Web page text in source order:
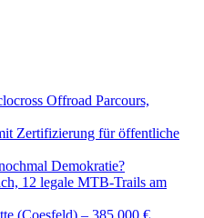
Offroad Parcours,
Zertifizierung für öffentliche
Demokratie?
12 legale MTB-Trails am
(Coesfeld) – 385.000 €